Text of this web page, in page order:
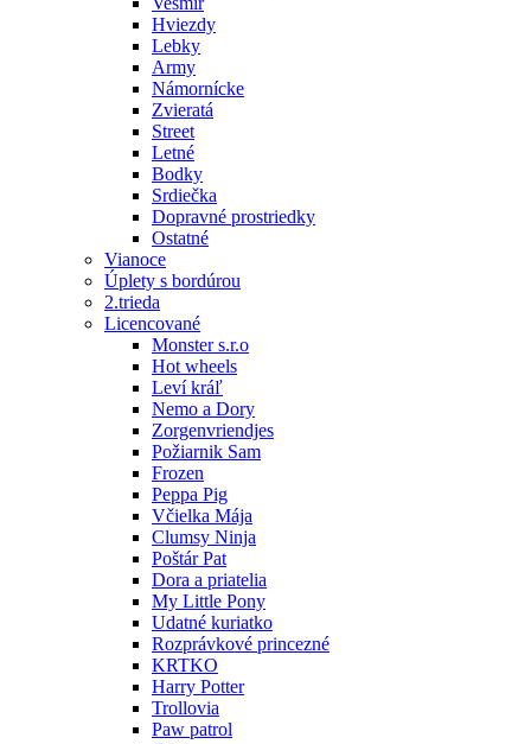
Hviezdy
Lebky
Army
Námornícke
Zvieratá
Street
Letné
Bodky
Srdiečka
Dopravné prostriedky
Ostatné
Vianoce
Úplety s bordúrou
2.trieda
Licencované
Monster s.r.o
Hot wheels
Leví kráľ
Nemo a Dory
Zorgenvriendjes
Požiarnik Sam
Frozen
Peppa Pig
Včielka Mája
Clumsy Ninja
Poštár Pat
Dora a priatelia
My Little Pony
Udatné kuriatko
Rozprávkové princezné
KRTKO
Harry Potter
Trollovia
Paw patrol